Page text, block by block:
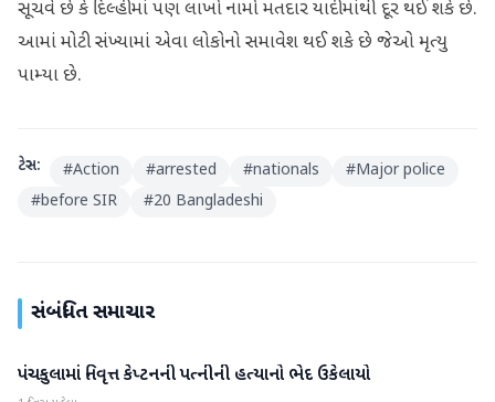
સૂચવે છે કે દિલ્હીમાં પણ લાખો નામો મતદાર યાદીમાંથી દૂર થઈ શકે છે.
આમાં મોટી સંખ્યામાં એવા લોકોનો સમાવેશ થઈ શકે છે જેઓ મૃત્યુ
પામ્યા છે.
ટેગ્સ: #Action #arrested #nationals #Major police
#before SIR #20 Bangladeshi
સંબંધિત સમાચાર
રાષ્ટ્રીય
પંચકુલામાં નિવૃત્ત કેપ્ટનની પત્નીની હત્યાનો ભેદ ઉકેલાયો